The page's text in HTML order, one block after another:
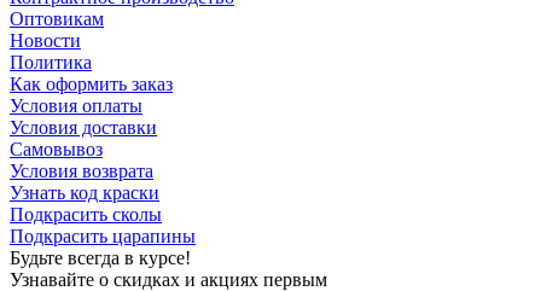
Оптовикам
Новости
Политика
Как оформить заказ
Условия оплаты
Условия доставки
Самовывоз
Условия возврата
Узнать код краски
Подкрасить сколы
Подкрасить царапины
Будьте всегда в курсе!
Узнавайте о скидках и акциях первым